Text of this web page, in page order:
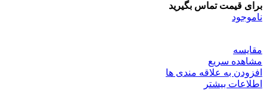
برای قیمت تماس بگیرید
ناموجود
مقایسه
مشاهده سریع
افزودن به علاقه مندی ها
اطلاعات بیشتر